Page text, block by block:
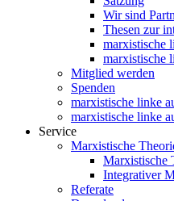
Wir sind
Thesen zur
marxistische
marxistische
Mitglied werden
Spenden
marxistische linke
marxistische linke
Service
Marxistische
Marxistische
Integrativer
Referate